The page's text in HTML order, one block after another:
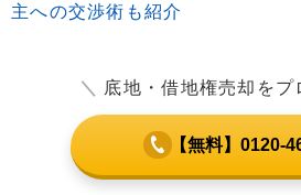
主への交渉術も紹介
＼ 底地・借地権売却をプ
【無料】0120-